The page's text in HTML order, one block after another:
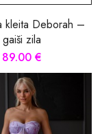
kleita Deborah –
gaiši zila
89.00 €